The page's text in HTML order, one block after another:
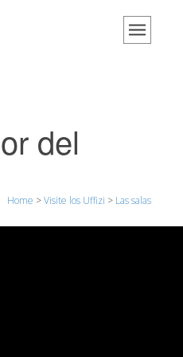
de los visitantes
del
Home >Visite los Uffizi > Las salas